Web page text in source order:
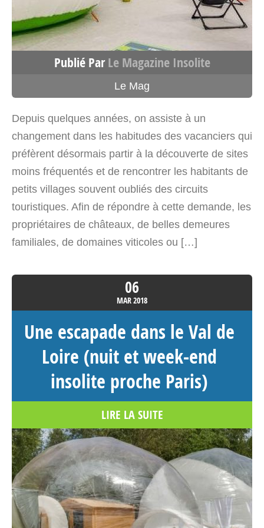
4800.8 km
Itinéraire
Cabane La Couloumès – Cabane
Lieu-dit Mimoulou
Bénac Occitanie>Hautes-Pyrénées
65380
France
Voir sur la carte
4800.9 km
Itinéraire
– Cabane sur pilotis Occitanie
Villarzel Du Razès Occitanie>Aude
11300
Voir sur la carte
4802.1 km
Lodge Boat Duo Côté Yatch Club
– Cabane sur l’eau Occitanie
Quai Cap au Large
Gruissan Occitanie>Aude 11430
France
Publié ParLe Magazine Insolite
Le Mag
Depuis quelques années, on assiste à un
changement dans les habitudes des vacanciers qui
préfèrent désormais partir à la découverte de sites
moins fréquentés et de rencontrer les habitants de
petits villages souvent oubliés des circuits
touristiques. Afin de répondre à cette demande, les
propriétaires de châteaux, de belles demeures
familiales, de domaines viticoles ou […]
06
MAR2018
Une escapade dans le Val de
Loire (nuit et week-end
insolite proche Paris)
LIRE LA SUITE